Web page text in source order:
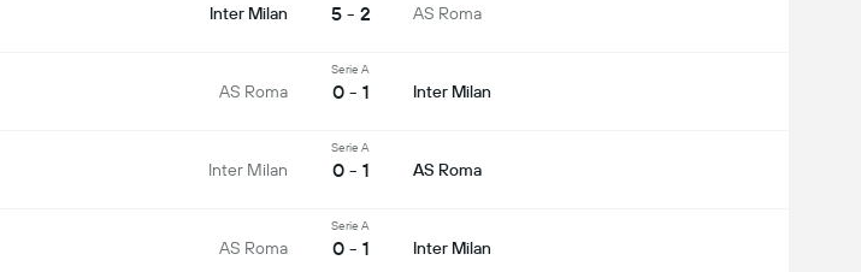
Inter Milan 5 - 2 AS Roma
AS Roma
Serie A
0 - 1 Inter Milan
Inter Milan
Serie A
0 - 1 AS Roma
AS Roma
Serie A
0 - 1 Inter Milan